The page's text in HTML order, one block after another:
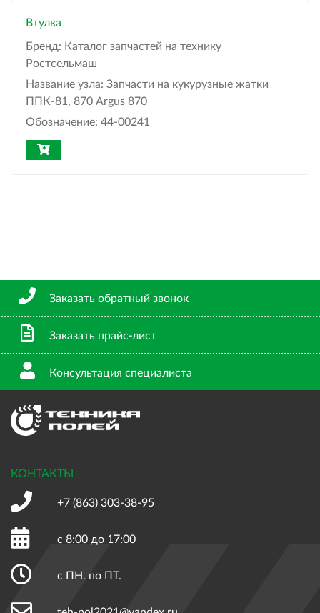
Втулка
Бренд: Каталог запчастей на технику
Ростсельмаш
Название узла: Запчасти на кукурузные жатки
ППК-81, 870 Argus 870
Обозначение: 44-00241
Заказать обратный звонок
Заказать прайс-лист
Консультация специалиста
КОНТАКТЫ
+7 (863) 303-38-95
с 8:00 до 17:00
с ПН. по ПТ.